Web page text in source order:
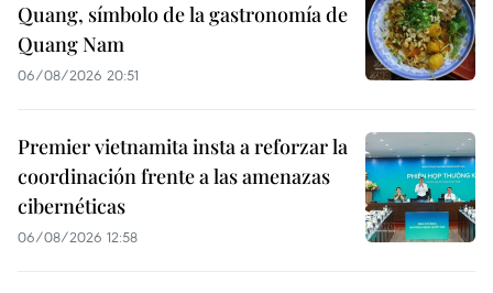
Quang, símbolo de la gastronomía de
Quang Nam
06/08/2026 20:51
Premier vietnamita insta a reforzar la
coordinación frente a las amenazas
cibernéticas
06/08/2026 12:58